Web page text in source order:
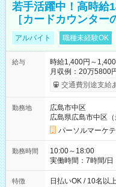
若手活躍中！高時給
［カードカウンタ
アルバイト 職種未経験OK
給与
時給1,400円～
月収例：20万5800円
期間】試用期間なし
交通費別途支給
勤務地
広島市中区
広島県広島市中区
パーソルマーケ
勤務時間
10:00～18:00
実働時間：7時間/
休みやすい！ ・残
特徴 日払いOK / 10名以